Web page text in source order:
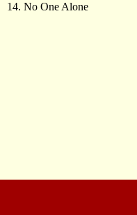
14. No One Alone